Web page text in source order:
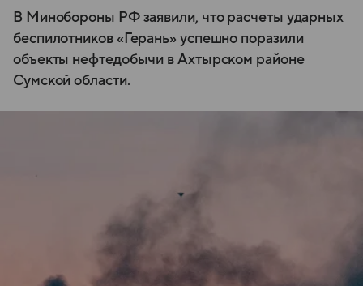
В Минобороны РФ заявили, что расчеты ударных
беспилотников «Герань» успешно поразили
объекты нефтедобычи в Ахтырском районе
Сумской области.